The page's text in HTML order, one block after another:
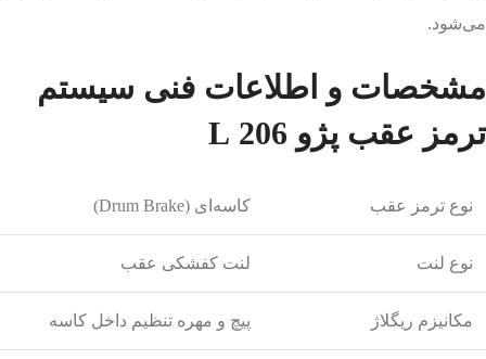
می‌شود.
مشخصات و اطلاعات فنی سیستم
ترمز عقب پژو 206 L
نوع ترمز عقب کاسه‌ای (Drum Brake)
نوع لنت لنت کفشکی عقب
مکانیزم ریگلاژ پیچ و مهره تنظیم داخل کاسه